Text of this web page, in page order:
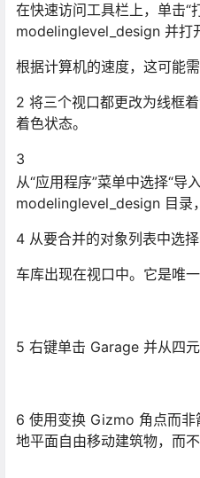
在快速访问工具栏上，单击“
modelinglevel_design 并打
根据计算机的速度，这可能需
2 将三个视口都更改为线框
着色状态。
3
从“应用程序”菜单中选择“导
modelinglevel_design 目录
4 从要合并的对象列表中选择
车库出现在视口中。它是唯
5 右键单击 Garage 并从四元
6 使用变换 Gizmo 角点而
地平面自由移动建筑物，而